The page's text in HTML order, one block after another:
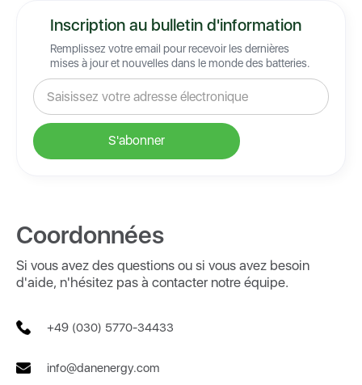
Inscription au bulletin d'information
Remplissez votre email pour recevoir les dernières
mises à jour et nouvelles dans le monde des batteries.
Coordonnées
Si vous avez des questions ou si vous avez besoin
d'aide, n'hésitez pas à contacter notre équipe.
+49 (030) 5770-34433
info@danenergy.com